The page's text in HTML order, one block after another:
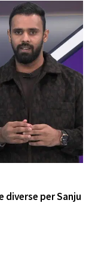
diverse per Sanju